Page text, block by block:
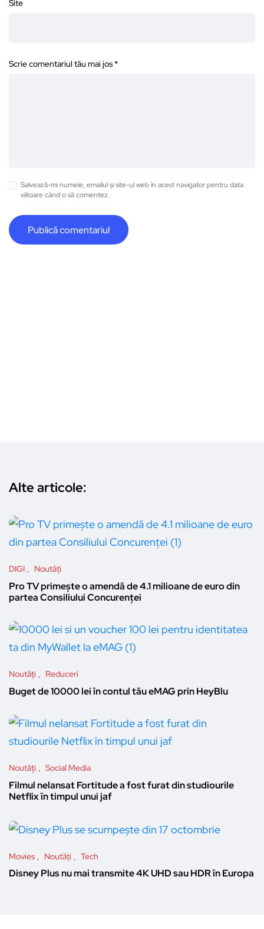
Site
Scrie comentariul tău mai jos *
Salvează-mi numele, emailul și site-ul web în acest navigator pentru data
viitoare când o să comentez.
Alte articole:
DIGI Noutăți
Pro TV primește o amendă de 4.1 milioane de euro din
partea Consiliului Concurenței
Noutăți Reduceri
Buget de 10000 lei în contul tău eMAG prin HeyBlu
Noutăți Social Media
Filmul nelansat Fortitude a fost furat din studiourile
Netflix în timpul unui jaf
Movies Noutăți Tech
Disney Plus nu mai transmite 4K UHD sau HDR în Europa